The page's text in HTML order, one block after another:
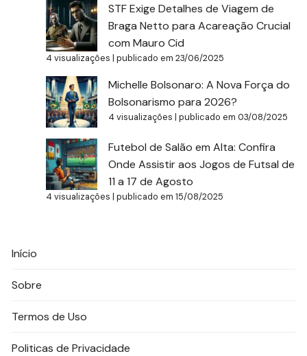
STF Exige Detalhes de Viagem de
Braga Netto para Acareação Crucial
com Mauro Cid
4 visualizações |publicado em 23/06/2025
Michelle Bolsonaro: A Nova Força do
Bolsonarismo para 2026?
4 visualizações |publicado em 03/08/2025
Futebol de Salão em Alta: Confira
Onde Assistir aos Jogos de Futsal de
11 a 17 de Agosto
4 visualizações |publicado em 15/08/2025
Início
Sobre
Termos de Uso
Politicas de Privacidade